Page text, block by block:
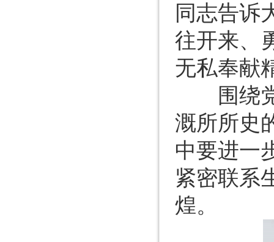
同志告诉
往开来、
无私奉献
围绕党
溉所所史
中要进一
紧密联系
煌。